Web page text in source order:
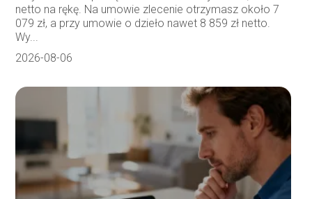
netto na rękę. Na umowie zlecenie otrzymasz około 7
079 zł, a przy umowie o dzieło nawet 8 859 zł netto.
Wy...
2026-08-06